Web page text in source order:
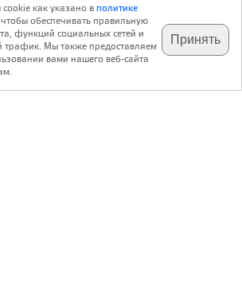
подпишитесь на наш
телеграм @archi_ru
✕
с 20 июля 1999 г.
как указано вполитике
обеспечивать правильную
функций социальных сетей и
трафик. Мы также предоставляем
вами нашего веб-сайта
Принять